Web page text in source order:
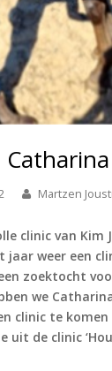
Martzen
clinic van Kim
jaar weer een
zoektocht
we
clinic te
uit de clinic